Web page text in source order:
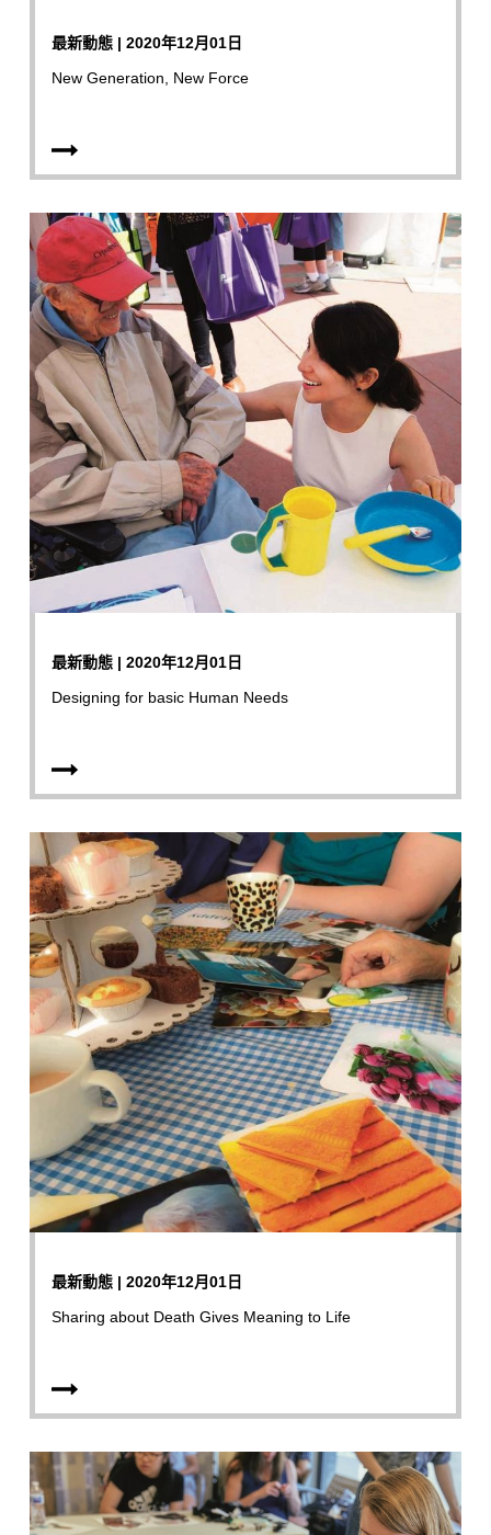
最新動態 | 2020年12月01日
New Generation, New Force
最新動態 | 2020年12月01日
Designing for basic Human Needs
最新動態 | 2020年12月01日
Sharing about Death Gives Meaning to Life